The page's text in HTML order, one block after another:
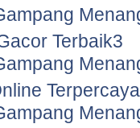
Terbaik3
Terpercaya